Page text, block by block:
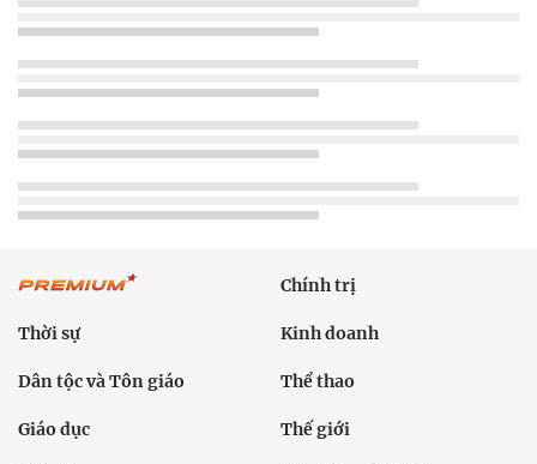
Chính trị
Thời sự Kinh doanh
Dân tộc và Tôn giáo Thể thao
Giáo dục Thế giới